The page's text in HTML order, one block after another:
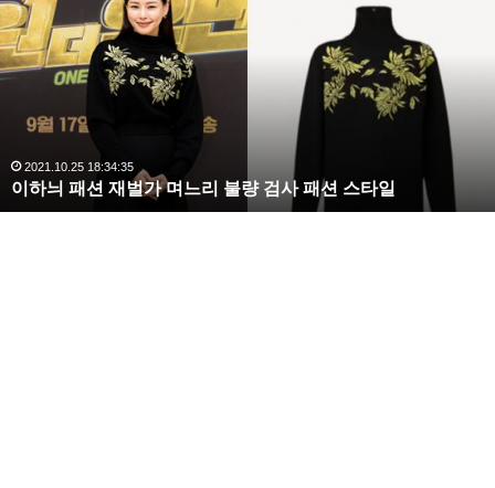
수
해
라
김
완
벽
한
2020.10.03 10:59:30
복수해라 김사랑, 완벽한 S라인 몸매 시선 압도